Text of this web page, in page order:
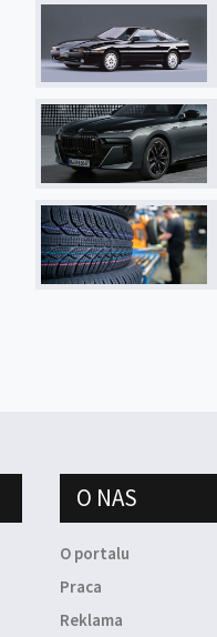
O NAS
O portalu
Praca
Reklama